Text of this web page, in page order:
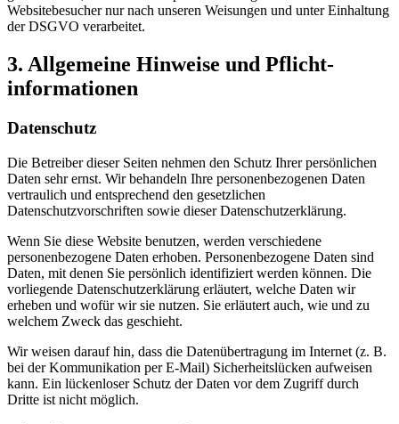
Websitebesucher nur nach unseren Weisungen und unter Einhaltung
der DSGVO verarbeitet.
3. Allgemeine Hinweise und Pflicht­
informationen
Datenschutz
Die Betreiber dieser Seiten nehmen den Schutz Ihrer persönlichen
Daten sehr ernst. Wir behandeln Ihre personenbezogenen Daten
vertraulich und entsprechend den gesetzlichen
Datenschutzvorschriften sowie dieser Datenschutzerklärung.
Wenn Sie diese Website benutzen, werden verschiedene
personenbezogene Daten erhoben. Personenbezogene Daten sind
Daten, mit denen Sie persönlich identifiziert werden können. Die
vorliegende Datenschutzerklärung erläutert, welche Daten wir
erheben und wofür wir sie nutzen. Sie erläutert auch, wie und zu
welchem Zweck das geschieht.
Wir weisen darauf hin, dass die Datenübertragung im Internet (z. B.
bei der Kommunikation per E-Mail) Sicherheitslücken aufweisen
kann. Ein lückenloser Schutz der Daten vor dem Zugriff durch
Dritte ist nicht möglich.